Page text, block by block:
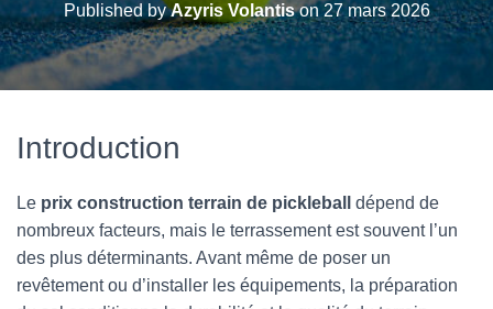
Published byAzyris Volantison 27 mars 2026
Introduction
Le prix construction terrain de pickleball
dépend de
nombreux facteurs, mais le terrassement est souvent l’un
des plus déterminants. Avant même de poser un
revêtement ou d’installer les équipements, la préparation